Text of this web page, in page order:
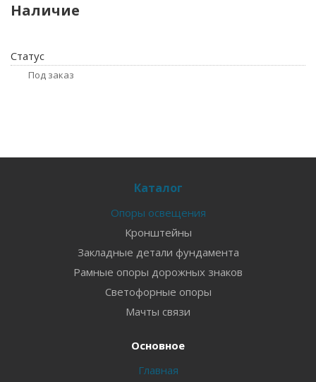
Наличие
Статус
Под заказ
Каталог
Опоры освещения
Кронштейны
Закладные детали фундамента
Рамные опоры дорожных знаков
Светофорные опоры
Мачты связи
Основное
Главная